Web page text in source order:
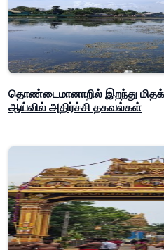
தொண்டைமானாறில் இறந்து
ஆய்வில் அதிர்ச்சி தகவல்கள்